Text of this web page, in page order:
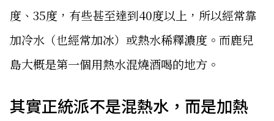
度、35度，有些甚至達到40度以上，所以經常靠
加冷水（也經常加冰）或熱水稀釋濃度。而鹿兒
島大概是第一個用熱水混燒酒喝的地方。
其實正統派不是混熱水，而是加熱